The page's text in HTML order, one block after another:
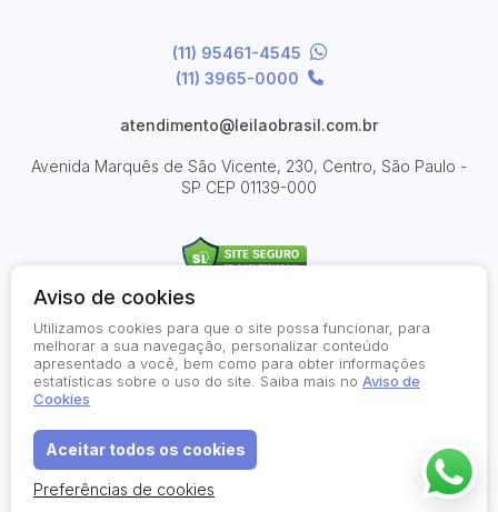
(11) 95461-4545
(11) 3965-0000
atendimento@leilaobrasil.com.br
Avenida Marquês de São Vicente, 230, Centro, São Paulo -
SP CEP 01139-000
© 2026-present - Todos os direitos reservados
Política de Privacidade
Termos de Uso
Aviso de cookies
Utilizamos cookies para que o site possa funcionar, para
melhorar a sua navegação, personalizar conteúdo
apresentado a você, bem como para obter informações
estatísticas sobre o uso do site. Saiba mais no Aviso de
Cookies
Aceitar todos os cookies
Preferências de cookies